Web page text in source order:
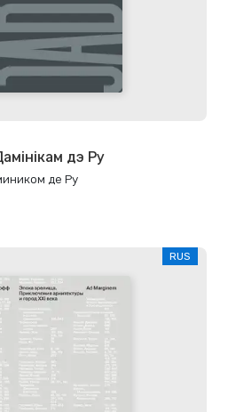
дэ Ру
де Ру
RUS